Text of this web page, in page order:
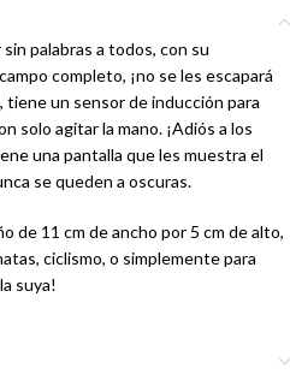
palabras a todos, con su
completo, ¡no se les escapará
un sensor de inducción para
solo agitar la mano. ¡Adiós a los
una pantalla que les muestra el
se queden a oscuras.
de 11 cm de ancho por 5 cm de alto,
ciclismo, o simplemente para
suya!